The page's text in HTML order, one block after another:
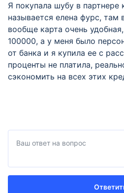
Я покупала шубу в партнере
называется елена фурс,
вообще карта очень
100000, а у меня было
от банка и я купила ее с
проценты не платила,
сэкономить на всех этих